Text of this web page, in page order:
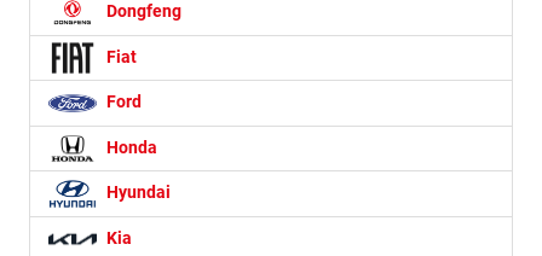
Dongfeng
Fiat
Ford
Honda
Hyundai
Kia